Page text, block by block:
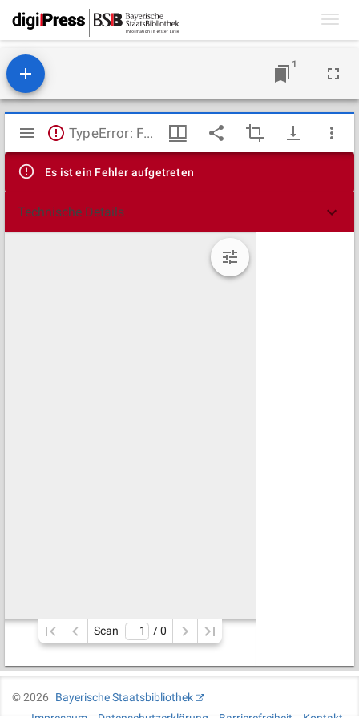
1
Mirador
Viewer
TypeError: Failed to fetch
Es ist ein Fehler aufgetreten
Technische Details
Scan / 0
©2026
Bayerische Staatsbibliothek